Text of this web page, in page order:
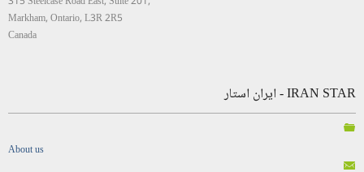
Markham, Ontario, L3R 2R5
Canada
IRAN STAR - ایران استار
About us